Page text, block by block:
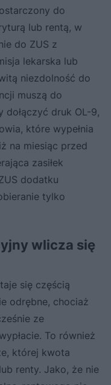
do
lub rentą, w
do ZUS z
lekarska lub
niezdolność do
muszą do
druk OL-9,
które wypełnia
na miesiąc przed
zasiłek
dodatku
tylko
wlicza się
się częścią
odrębne, chociaż
ze
To również
której kwota
renty. Jako, że nie